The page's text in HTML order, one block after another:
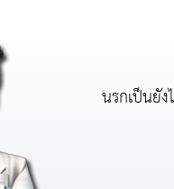
นรกเป็นยัง